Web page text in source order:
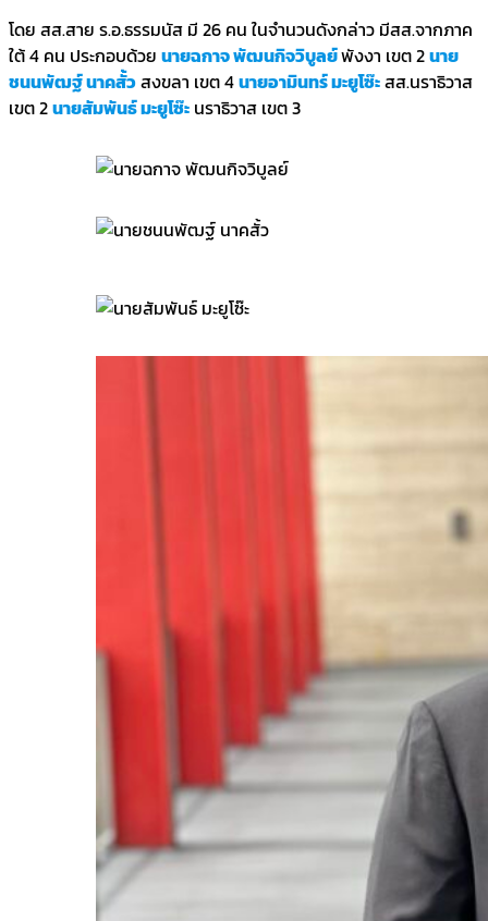
โดย สส.สาย ร.อ.ธรรมนัส มี 26 คน ในจำนวนดังกล่าว มีสส.จากภาค
ใต้ 4 คน ประกอบด้วย นายฉกาจ พัฒนกิจวิบูลย์พังงา เขต 2นาย
ชนนพัฒฐ์ นาคสั้วสงขลา เขต 4นายอามินทร์ มะยูโซ๊ะสส.นราธิวาส
เขต 2นายสัมพันธ์ มะยูโซ๊ะ นราธิวาส เขต 3